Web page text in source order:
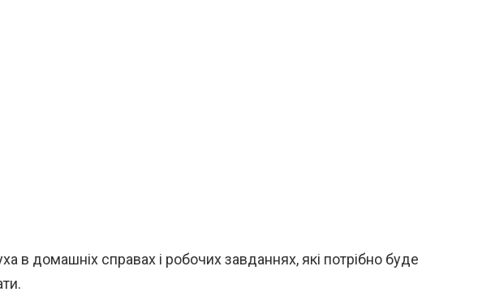
в домашніх справах і робочих завданнях, які потрібно буде